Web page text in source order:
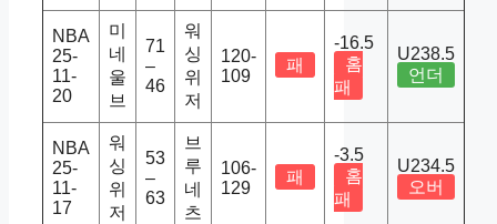
NBA
25-
11-
20
미
네
울
브
71
–
46
워
싱
위
저
120-
109
패
-16.5
홈
패
U238.5
언더
NBA
25-
11-
17
워
싱
위
저
53
–
63
브
루
네
츠
106-
129
패
-3.5
홈
패
U234.5
오버